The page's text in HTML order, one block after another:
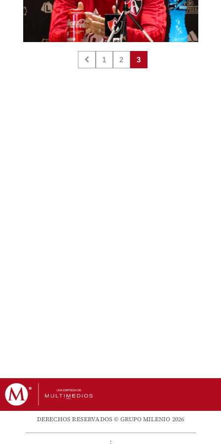
1 2 3
DERECHOS RESERVADOS © GRUPO MILENIO 2026